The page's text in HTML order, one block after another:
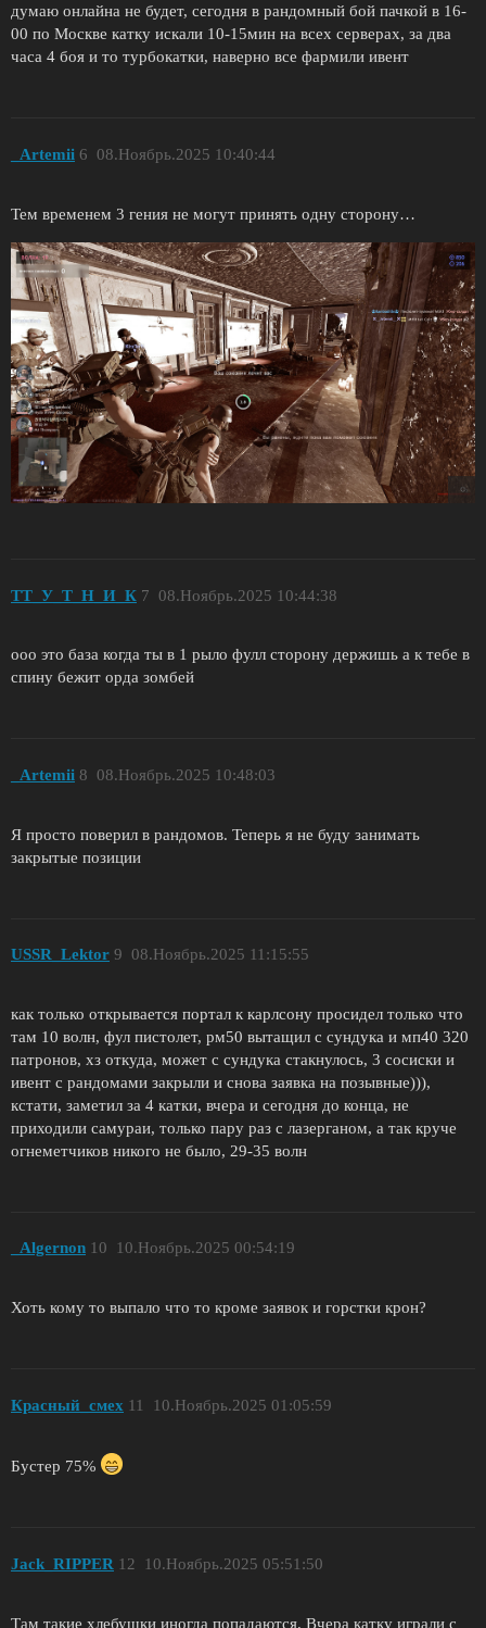
думаю онлайна не будет, сегодня в рандомный бой пачкой в 16-
00 по Москве катку искали 10-15мин на всех серверах, за два
часа 4 боя и то турбокатки, наверно все фармили ивент
_Artemii 08.Ноябрь.2025 10:40:44
6
Тем временем 3 гения не могут принять одну сторону…
TT_У_T_Н_И_К 08.Ноябрь.2025 10:44:38
7
ооо это база когда ты в 1 рыло фулл сторону держишь а к тебе в
спину бежит орда зомбей
_Artemii 08.Ноябрь.2025 10:48:03
8
Я просто поверил в рандомов. Теперь я не буду занимать
закрытые позиции
USSR_Lektor 08.Ноябрь.2025 11:15:55
9
как только открывается портал к карлсону просидел только что
там 10 волн, фул пистолет, рм50 вытащил с сундука и мп40 320
патронов, хз откуда, может с сундука стакнулось, 3 сосиски и
ивент с рандомами закрыли и снова заявка на позывные))),
кстати, заметил за 4 катки, вчера и сегодня до конца, не
приходили самураи, только пару раз с лазерганом, а так круче
огнеметчиков никого не было, 29-35 волн
_Algernon 10.Ноябрь.2025 00:54:19
10
Хоть кому то выпало что то кроме заявок и горстки крон?
Красный_смех 10.Ноябрь.2025 01:05:59
11
Бустер 75%
Jack_RIPPER 10.Ноябрь.2025 05:51:50
12
Там такие хлебушки иногда попадаются. Вчера катку играли с